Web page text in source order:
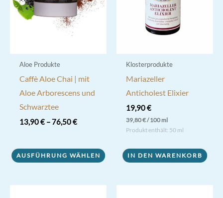
Aloe Produkte
Caffè Aloe Chai | mit
Aloe Arborescens und
Schwarztee
13,90€–76,50€
AUSFÜHRUNG WÄHLEN
Produkt
weist
Klosterprodukte
Mariazeller
Anticholest Elixier
19,90€
39,80€/100 ml
Produkt enthält: 50 ml
IN DEN WARENKORB